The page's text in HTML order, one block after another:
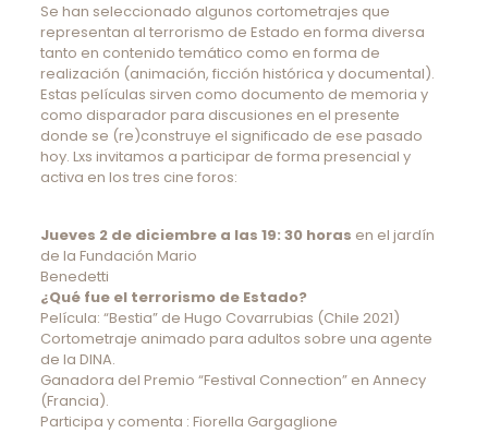
Se han seleccionado algunos cortometrajes que
representan al terrorismo de Estado en forma diversa
tanto en contenido temático como en forma de
realización (animación, ficción histórica y documental).
Estas películas sirven como documento de memoria y
como disparador para discusiones en el presente
donde se (re)construye el significado de ese pasado
hoy. Lxs invitamos a participar de forma presencial y
activa en los tres cine foros:
Jueves 2 de diciembre a las 19: 30 horas en el jardín
de la Fundación Mario
Benedetti
¿Qué fue el terrorismo de Estado?
Película: “Bestia” de Hugo Covarrubias (Chile 2021)
Cortometraje animado para adultos sobre una agente
de la DINA.
Ganadora del Premio “Festival Connection” en Annecy
(Francia).
Participa y comenta : Fiorella Gargaglione